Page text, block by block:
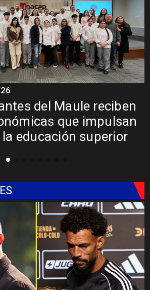
lidera la apuesta
consolidar el Paso
alternativa a Los